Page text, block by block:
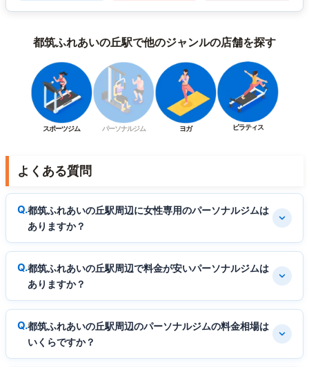
都筑ふれあいの丘駅で他のジャンルの店舗を探す
スポーツジム パーソナルジム ヨガ ピラティス
よくある質問
都筑ふれあいの丘駅周辺に女性専用のパーソナルジムは
ありますか？
都筑ふれあいの丘駅周辺で料金が安いパーソナルジムは
ありますか？
都筑ふれあいの丘駅周辺のパーソナルジムの料金相場は
いくらですか？